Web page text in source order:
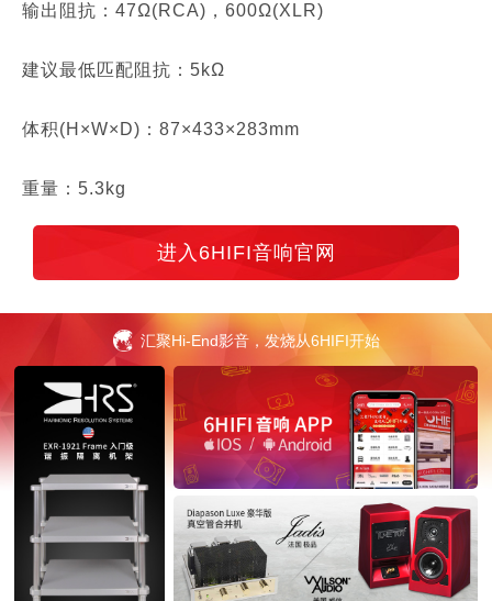
输出阻抗：47Ω(RCA)，600Ω(XLR)
建议最低匹配阻抗：5kΩ
体积(H×W×D)：87×433×283mm
重量：5.3kg
进入6HIFI音响官网
汇聚Hi-End影音，发烧从6HIFI开始